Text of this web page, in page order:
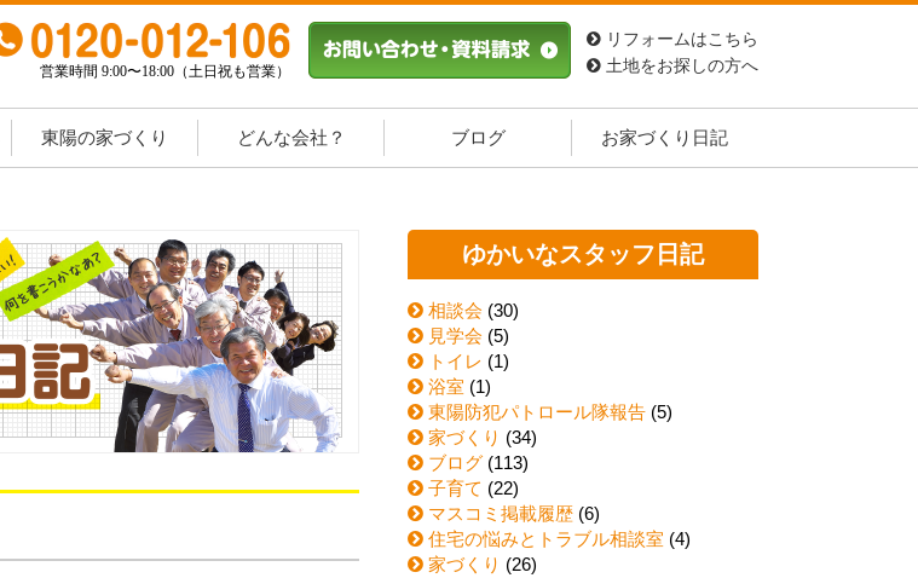
営業時間 9:00〜18:00（土日祝も営業）
リフォームはこちら
土地をお探しの方へ
東陽の家づくり どんな会社？ ブログ お家づくり日記
ゆかいなスタッフ日記
相談会 (30)
見学会 (5)
トイレ (1)
浴室 (1)
東陽防犯パトロール隊報告 (5)
家づくり (34)
ブログ (113)
子育て (22)
マスコミ掲載履歴 (6)
住宅の悩みとトラブル相談室 (4)
家づくり (26)